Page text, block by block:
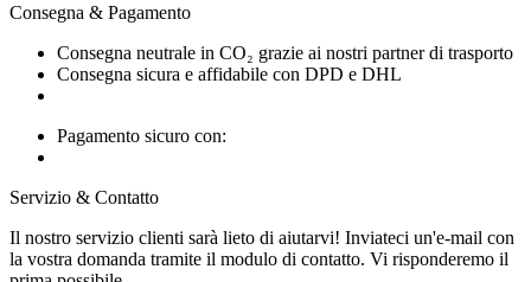
Consegna & Pagamento
Consegna neutrale in CO₂ grazie ai nostri partner di trasporto
Consegna sicura e affidabile con DPD e DHL
Pagamento sicuro con:
Servizio & Contatto
Il nostro servizio clienti sarà lieto di aiutarvi! Inviateci un'e-mail con
la vostra domanda tramite il modulo di contatto. Vi risponderemo il